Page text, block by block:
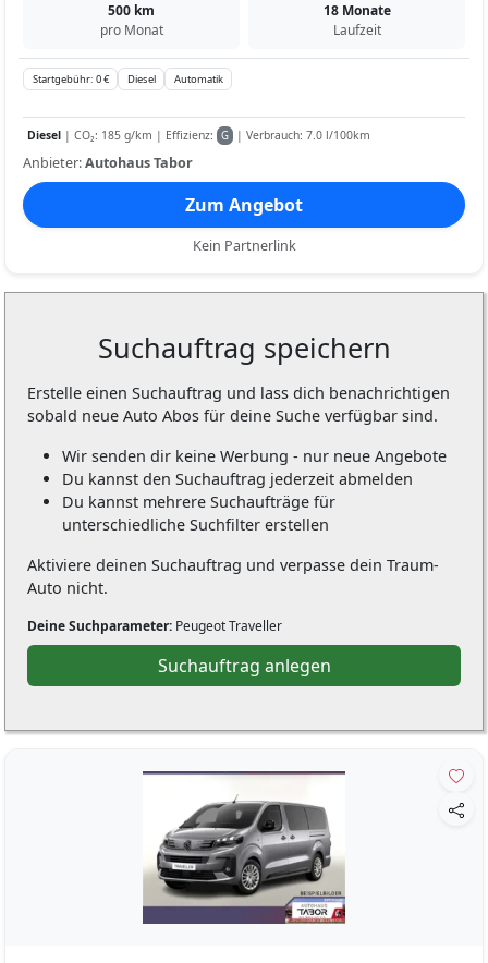
500 km
pro Monat
18 Monate
Laufzeit
Startgebühr: 0 € Diesel Automatik
Diesel | CO₂: 185 g/km | Effizienz: G | Verbrauch: 7.0 l/100km
Anbieter:Autohaus Tabor
Zum Angebot
Kein Partnerlink
Suchauftrag speichern
Erstelle einen Suchauftrag und lass dich benachrichtigen
sobald neue Auto Abos für deine Suche verfügbar sind.
Wir senden dir keine Werbung - nur neue Angebote
Du kannst den Suchauftrag jederzeit abmelden
Du kannst mehrere Suchaufträge für
unterschiedliche Suchfilter erstellen
Aktiviere deinen Suchauftrag und verpasse dein Traum-
Auto nicht.
Deine Suchparameter: Peugeot Traveller
Suchauftrag anlegen